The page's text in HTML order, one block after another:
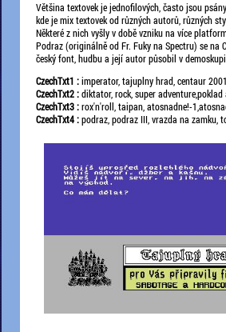
Většina textovek je jednofilových, často jsou
kde je mix textovek od různých autorů, různých
Některé z nich vyšly v době vzniku na více
Podraz (originálně od Fr. Fuky na Spectru) se na
český font, hudbu a její autor působil v
CzechTxt1 :imperator, tajuplny hrad, centaur
CzechTxt2 :diktator, rock, super
CzechTxt3 :rox'n'roll, taipan, atosnadne!-
CzechTxt4 :podraz, podraz III, vrazda na zamku,